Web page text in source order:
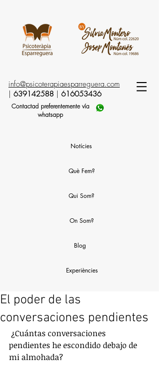
info@psicoterapiaesparreguera.com
639142588 616053436
Contactad preferentemente vía
whatsapp
Notícies
Què Fem?
Qui Som?
On Som?
Blog
Experiències
El poder de las
conversaciones pendientes
pendientes he escondido debajo de
mi almohada?